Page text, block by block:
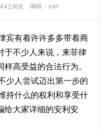
浏览 编辑：yan
有着许许多多带着商
于不少人来说，来菲律
高受益的合法行为。
少人尝试迈出第一步的
持什么的权利和享受什
给大家详细的安利安